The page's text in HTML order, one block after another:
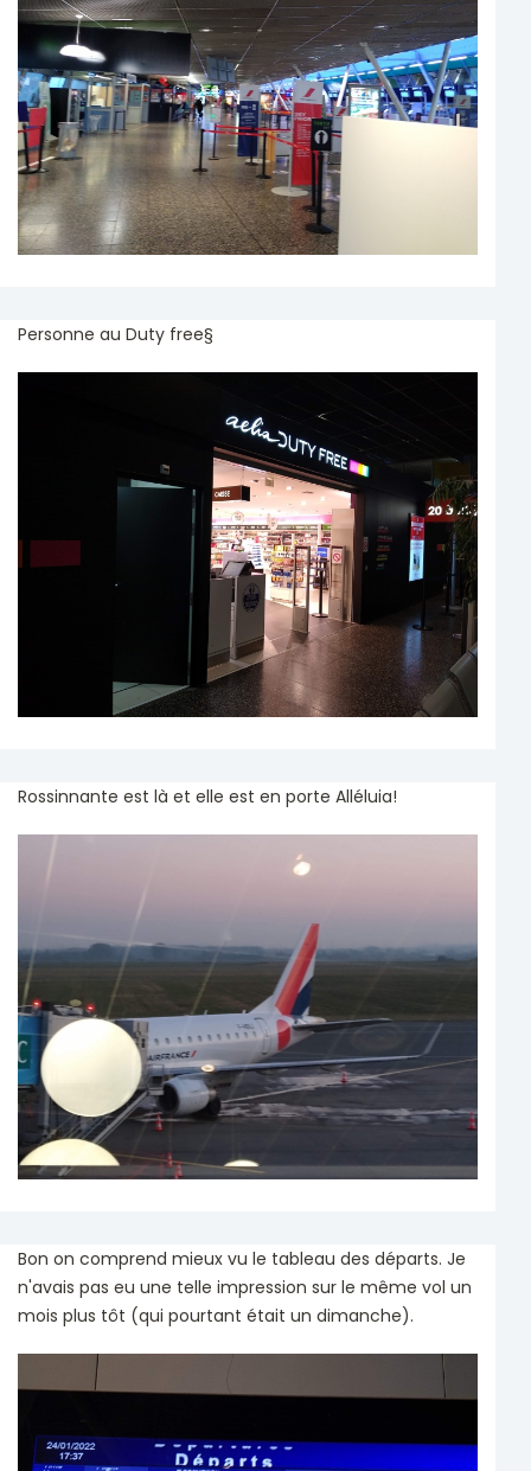
Personne au Duty free§
Rossinnante est là et elle est en porte Alléluia!
Bon on comprend mieux vu le tableau des départs. Je
n'avais pas eu une telle impression sur le même vol un
mois plus tôt (qui pourtant était un dimanche).